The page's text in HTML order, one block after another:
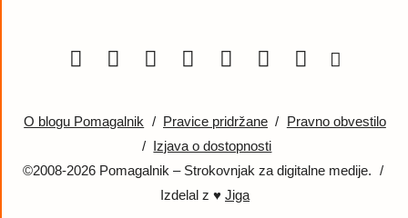
O blogu Pomagalnik / Pravice pridržane /
Pravno obvestilo
/
Izjava o dostopnosti
©2008-2026 Pomagalnik – Strokovnjak za digitalne medije.
/
Izdelal z ♥ Jiga